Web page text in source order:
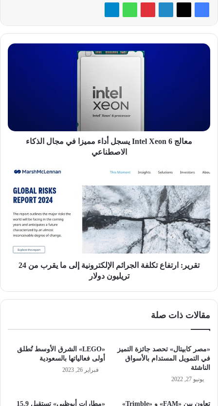
معالج
مجال
معالج Intel Xeon 6 يسجل أداء مميزا في مجال الذكاء
الاصطناعي
تقرير:
تكلفة
الجرائم
الإلكترونية
إلى
ما
يقرب
من
تقرير: ارتفاع تكلفة الجرائم الإلكترونية إلى ما يقرب من 24
تريليون دولار
مقالات ذات صلة
«مصر كابيتال» تحصد جائزة التميز
في التمويل المستدام بالأسواق
الناشئة
يونيو 27, 2022
«LEGO» الشرق الأوسط تُطلق
أولى فعالياتها بالسعودية
فبراير 26, 2023
تعاون بين «FAM» و «Trimble»
«مطارات أبوظبي» تستقبل 15.9